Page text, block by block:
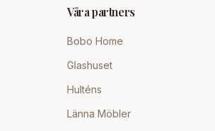
Våra partners
Bobo Home
Glashuset
Hulténs
Länna Möbler